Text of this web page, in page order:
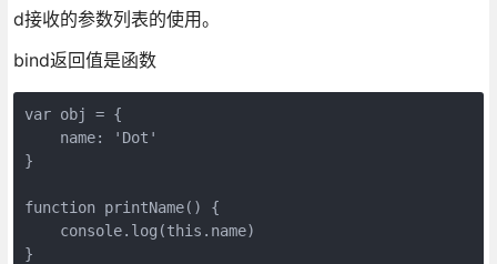
d接收的参数列表的使用。
bind返回值是函数
var obj = {
    name: 'Dot'
}
function printName() {
    console.log(this.name)
}